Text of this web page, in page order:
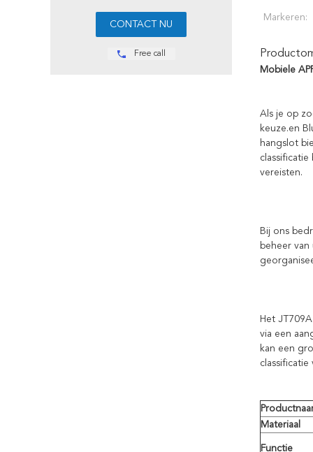
Free call
Markeren:
Mobiele
Als je op
keuze.en
hangslot
vereisten.
Bij ons
beheer
Het
via een
kan een
Materiaal
Functie